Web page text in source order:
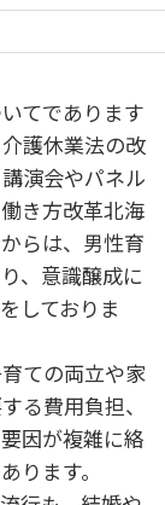
てであります
護休業法の改
演会やパネル
き方改革北海
らは、男性育
、意識醸成に
しておりま
ての両立や家
る費用負担、
因が複雑に絡
ります。